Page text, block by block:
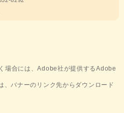
場合には、Adobe社が提供するAdobe
バナーのリンク先からダウンロード